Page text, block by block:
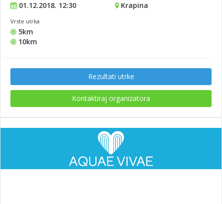
01.12.2018. 12:30 Krapina
Vrste utrka
5km
10km
Rezultati utrke
Kontaktiraj organizatora